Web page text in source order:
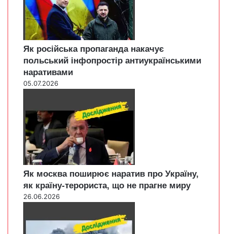
Як російська пропаганда накачує
польський інфопростір антиукраїнськими
наративами
05.07.2026
Як москва поширює наратив про Україну,
як країну-терориста, що не прагне миру
26.06.2026